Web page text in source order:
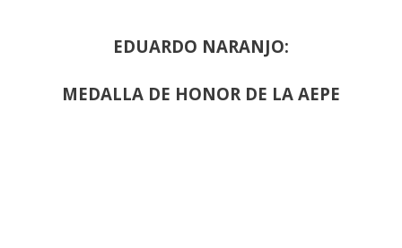
EDUARDO NARANJO:
MEDALLA DE HONOR DE LA AEPE